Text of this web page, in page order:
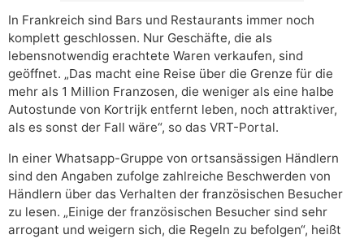
In Frankreich sind Bars und Restaurants immer noch
komplett geschlossen. Nur Geschäfte, die als
lebensnotwendig erachtete Waren verkaufen, sind
geöffnet. „Das macht eine Reise über die Grenze für die
mehr als 1 Million Franzosen, die weniger als eine halbe
Autostunde von Kortrijk entfernt leben, noch attraktiver,
als es sonst der Fall wäre“, so das VRT-Portal.
In einer Whatsapp-Gruppe von ortsansässigen Händlern
sind den Angaben zufolge zahlreiche Beschwerden von
Händlern über das Verhalten der französischen Besucher
zu lesen. „Einige der französischen Besucher sind sehr
arrogant und weigern sich, die Regeln zu befolgen“, heißt